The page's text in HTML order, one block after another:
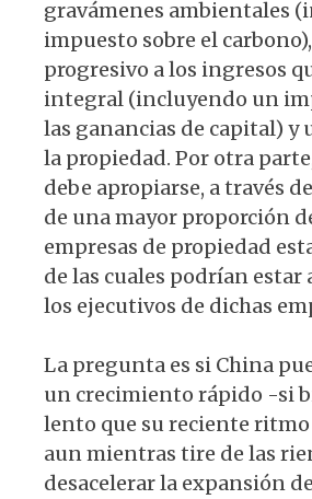
gravámenes ambientales
impuesto sobre el
progresivo a los ingresos
integral (incluyendo un
las ganancias de capital) y
la propiedad. Por otra
debe apropiarse, a través
de una mayor proporción
empresas de propiedad
de las cuales podrían estar
los ejecutivos de dichas
La pregunta es si China
un crecimiento rápido -si
lento que su reciente
aun mientras tire de las
desacelerar la expansión